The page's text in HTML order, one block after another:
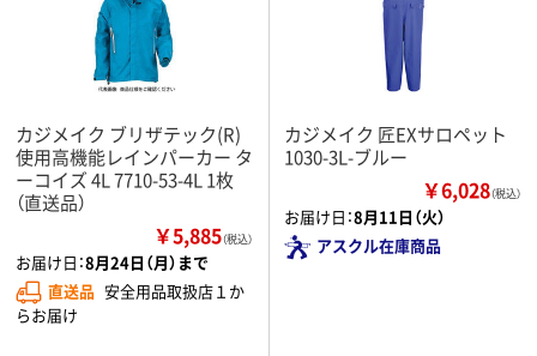
カジメイク ブリザテック(R)
使用高機能レインパーカー タ
ーコイズ 4L 7710-53-4L 1枚
（直送品）
￥5,885（税込）
お届け日：8月24日（月）まで
直送品 安全用品取扱店１か
らお届け
カジメイク 匠EXサロペット
1030-3L-ブルー
￥6,028（税込）
お届け日：8月11日（火）
アスクル在庫商品